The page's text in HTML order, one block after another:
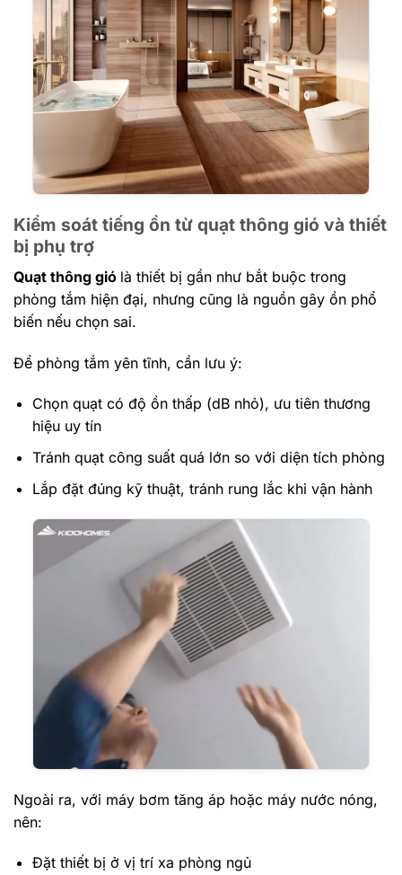
Kiểm soát tiếng ồn từ quạt thông gió và thiết
bị phụ trợ
Quạt thông gió là thiết bị gần như bắt buộc trong
phòng tắm hiện đại, nhưng cũng là nguồn gây ồn phổ
biến nếu chọn sai.
Để phòng tắm yên tĩnh, cần lưu ý:
Chọn quạt có độ ồn thấp (dB nhỏ), ưu tiên thương
hiệu uy tín
Tránh quạt công suất quá lớn so với diện tích phòng
Lắp đặt đúng kỹ thuật, tránh rung lắc khi vận hành
Ngoài ra, với máy bơm tăng áp hoặc máy nước nóng,
nên:
Đặt thiết bị ở vị trí xa phòng ngủ